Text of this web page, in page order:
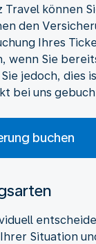
Travel können
den
Ihres
wenn Sie
jedoch, dies
bei uns
buchen
Situation